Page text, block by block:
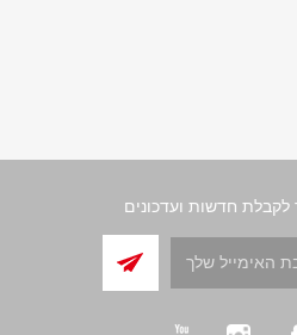
לקבלת חדשות ועדכונים